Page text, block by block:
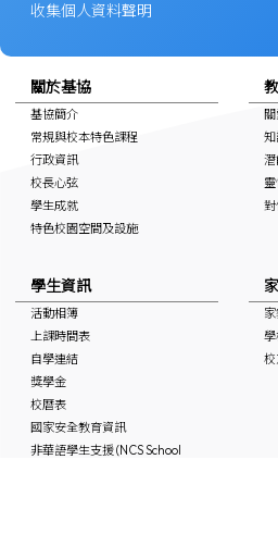
收集個人資料聲明
關於基協
基協簡介
常規與校本特色課程
行政資訊
校長心弦
學生成就
特色校園空間及設施
學生資訊
活動相簿
上課時間表
自學連結
獎學金
校曆表
國家安全教育資訊
非華語學生支援 (NCS School